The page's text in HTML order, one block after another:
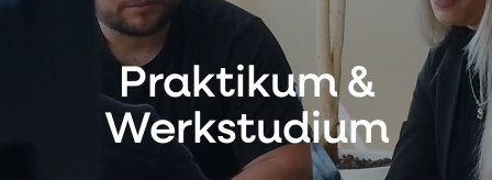
Praktikum &
Werkstudium